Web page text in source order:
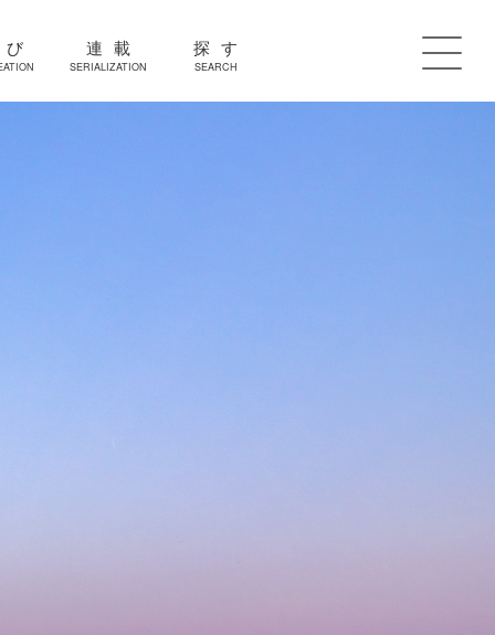
連載
SERIALIZATION
探す
SEARCH